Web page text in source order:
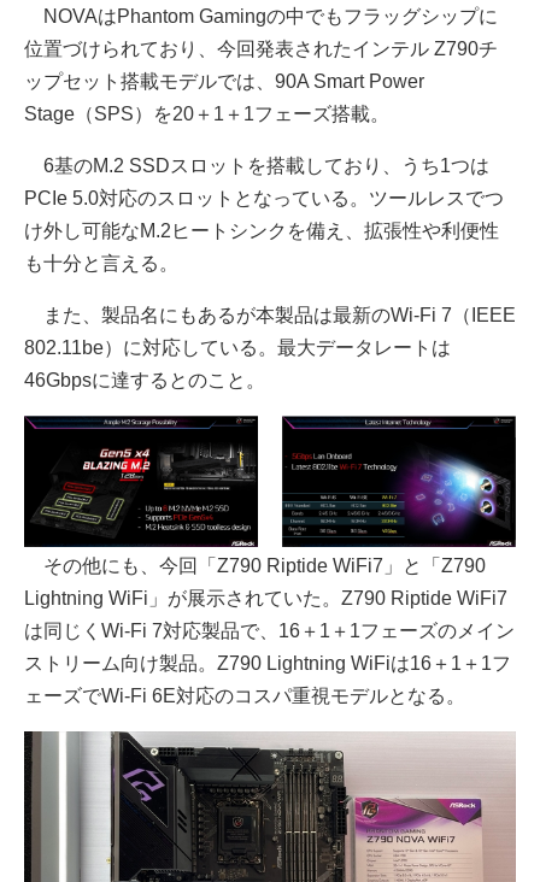
NOVAはPhantom Gamingの中でもフラッグシップに
位置づけられており、今回発表されたインテル Z790チ
ップセット搭載モデルでは、90A Smart Power
Stage（SPS）を20＋1＋1フェーズ搭載。
6基のM.2 SSDスロットを搭載しており、うち1つは
PCIe 5.0対応のスロットとなっている。ツールレスでつ
け外し可能なM.2ヒートシンクを備え、拡張性や利便性
も十分と言える。
また、製品名にもあるが本製品は最新のWi-Fi 7（IEEE
802.11be）に対応している。最大データレートは
46Gbpsに達するとのこと。
その他にも、今回「Z790 Riptide WiFi7」と「Z790
Lightning WiFi」が展示されていた。Z790 Riptide WiFi7
は同じくWi-Fi 7対応製品で、16＋1＋1フェーズのメイン
ストリーム向け製品。Z790 Lightning WiFiは16＋1＋1フ
ェーズでWi-Fi 6E対応のコスパ重視モデルとなる。